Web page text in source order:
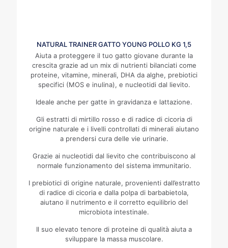
NATURAL TRAINER GATTO YOUNG POLLO KG 1,5
Aiuta a proteggere il tuo gatto giovane durante la
crescita grazie ad un mix di nutrienti bilanciati come
proteine, vitamine, minerali, DHA da alghe, prebiotici
specifici (MOS e inulina), e nucleotidi dal lievito.
Ideale anche per gatte in gravidanza e lattazione.
Gli estratti di mirtillo rosso e di radice di cicoria di
origine naturale e i livelli controllati di minerali aiutano
a prendersi cura delle vie urinarie.
Grazie ai nucleotidi dal lievito che contribuiscono al
normale funzionamento del sistema immunitario.
I prebiotici di origine naturale, provenienti dall’estratto
di radice di cicoria e dalla polpa di barbabietola,
aiutano il nutrimento e il corretto equilibrio del
microbiota intestinale.
Il suo elevato tenore di proteine di qualità aiuta a
sviluppare la massa muscolare.